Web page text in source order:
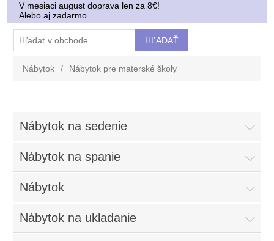
V mesiaci august doprava len za 8€!
Alebo aj zadarmo.
Nábytok / Nábytok pre materské školy
Nábytok na sedenie
Nábytok na spanie
Nábytok
Nábytok na ukladanie